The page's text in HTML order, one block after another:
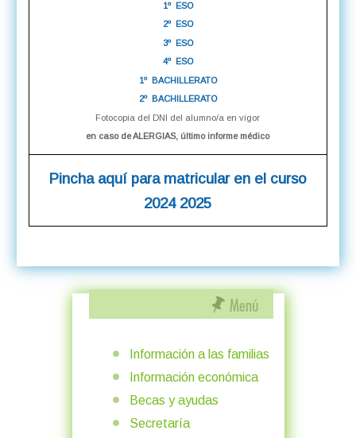
1º ESO
2º ESO
3º ESO
4º ESO
1º BACHILLERATO
2º BACHILLERATO
Fotocopia del DNI del alumno/a en vigor
en caso de ALERGIAS, último informe médico
Pincha aquí para matricular en el curso
2024 2025
Información a las familias
Información económica
Becas y ayudas
Secretaría